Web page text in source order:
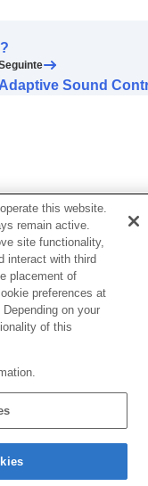
Adaptive Sound
this website.
remain active.
site functionality,
interact with third
placement of
preferences at
on your
of this